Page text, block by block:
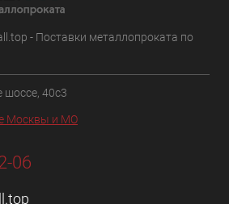
- Поставки металлопроката по
шоссе, 40с3
Москвы и МО
06